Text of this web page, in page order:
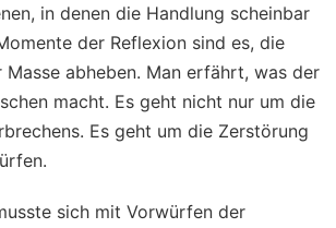
in denen die Handlung scheinbar
der Reflexion sind es, die
Masse abheben. Man erfährt, was der
macht. Es geht nicht nur um die
Es geht um die Zerstörung
sich mit Vorwürfen der